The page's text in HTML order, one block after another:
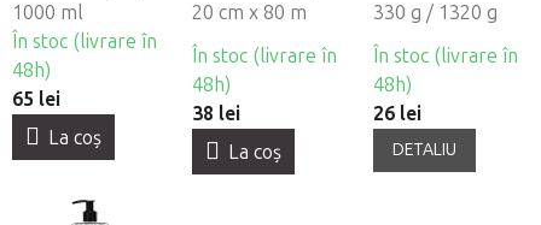
- Universal
1000 ml
În stoc (livrare în
48h)
65 lei
La coş
pentru
împachetări
20 cm x 80 m
În stoc (livrare în
48h)
38 lei
La coş
Beauty Spa -
Lavanda
330 g / 1320 g
În stoc (livrare în
48h)
26 lei
DETALIU